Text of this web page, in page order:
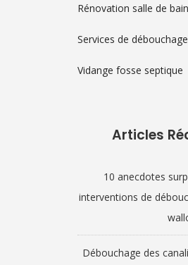
Rénovation salle de
Services de débouchage
Vidange fosse septique
Articles
10 anecdotes
interventions de
Débouchage des